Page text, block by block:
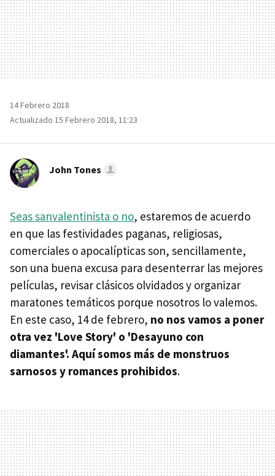
14 Febrero 2018
Actualizado 15 Febrero 2018, 11:23
John Tones
Seas sanvalentinista o no, estaremos de acuerdo
en que las festividades paganas, religiosas,
comerciales o apocalípticas son, sencillamente,
son una buena excusa para desenterrar las mejores
películas, revisar clásicos olvidados y organizar
maratones temáticos porque nosotros lo valemos.
En este caso, 14 de febrero, no nos vamos a poner
otra vez 'Love Story' o 'Desayuno con
diamantes'. Aquí somos más de monstruos
sarnosos y romances prohibidos.